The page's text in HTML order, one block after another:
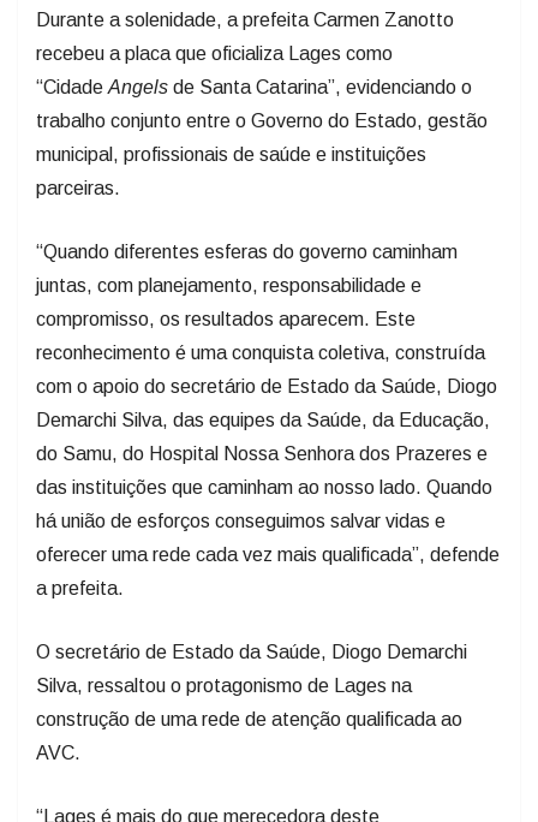
recebeu a placa que oficializa Lages como
“Cidade Angelsde Santa Catarina”, evidenciando o
trabalho conjunto entre o Governo do Estado, gestão
municipal, profissionais de saúde e instituições
parceiras.
juntas, com planejamento, responsabilidade e
compromisso, os resultados aparecem. Este
reconhecimento é uma conquista coletiva, construída
com o apoio do secretário de Estado da Saúde, Diogo
Demarchi Silva, das equipes da Saúde, da Educação,
do Samu, do Hospital Nossa Senhora dos Prazeres e
das instituições que caminham ao nosso lado. Quando
há união de esforços conseguimos salvar vidas e
oferecer uma rede cada vez mais qualificada”, defende
a prefeita.
Silva, ressaltou o protagonismo de Lages na
construção de uma rede de atenção qualificada ao
AVC.
reconhecimento. A integração entre Saúde e